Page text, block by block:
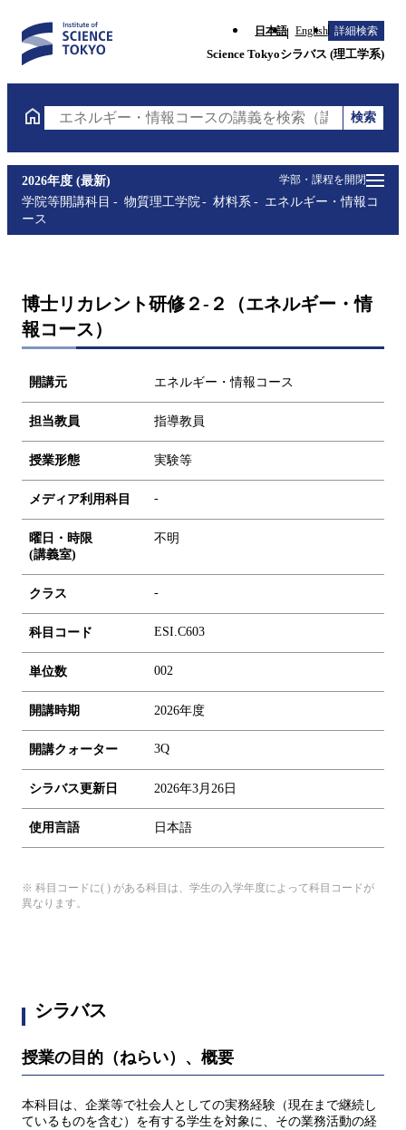
日本語 English 詳細検索
Science Tokyoシラバス (理工学系)
エネルギー・情報コースの講義を検索（講義名・科
検索
学部・課程を開閉
2026年度 (最新)
学院等開講科目
物質理工学院 材料系
エネルギー・情報コ
ース
博士リカレント研修２-２（エネルギー・情
報コース）
開講元 エネルギー・情報コース
担当教員 指導教員
授業形態 実験等
メディア利用科目 -
曜日・時限
(講義室)
不明
クラス -
科目コード ESI.C603
単位数 002
開講時期 2026年度
開講クォーター 3Q
シラバス更新日 2026年3月26日
使用言語 日本語
※ 科目コードに( ) がある科目は、学生の入学年度によって科目コードが
異なります。
シラバス
授業の目的（ねらい）、概要
本科目は、企業等で社会人としての実務経験（現在まで継続し
ているものを含む）を有する学生を対象に、その業務活動の経